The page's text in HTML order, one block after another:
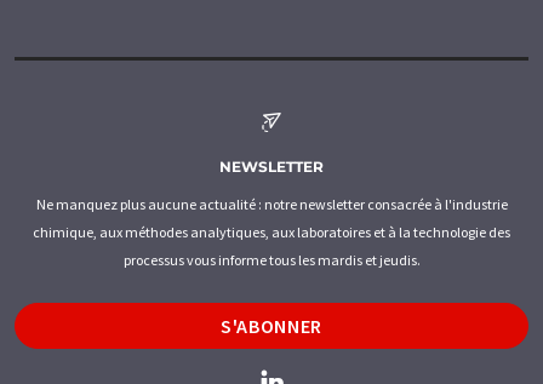
NEWSLETTER
Ne manquez plus aucune actualité : notre newsletter consacrée à l'industrie
chimique, aux méthodes analytiques, aux laboratoires et à la technologie des
processus vous informe tous les mardis et jeudis.
S'ABONNER